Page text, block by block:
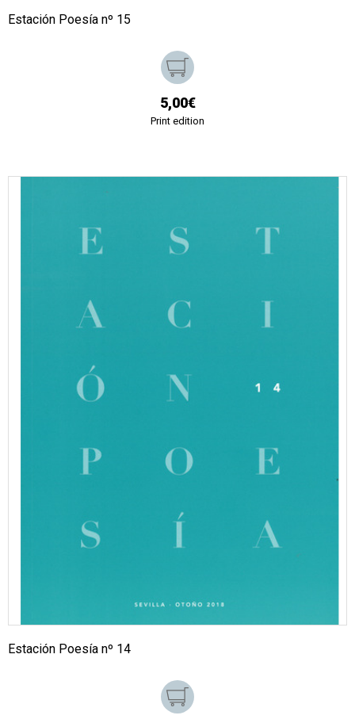
Estación Poesía nº 15
5,00€
Print edition
Estación Poesía nº 14